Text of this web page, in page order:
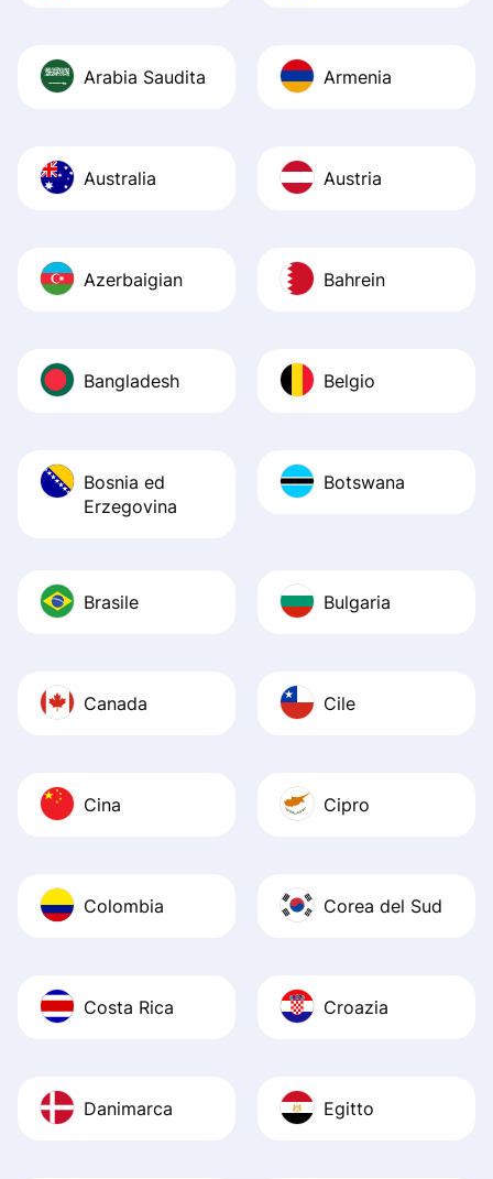
Arabia Saudita Armenia
Australia Austria
Azerbaigian Bahrein
Bangladesh Belgio
Bosnia ed
Erzegovina
Botswana
Brasile Bulgaria
Canada Cile
Cina Cipro
Colombia Corea del Sud
Costa Rica Croazia
Danimarca Egitto